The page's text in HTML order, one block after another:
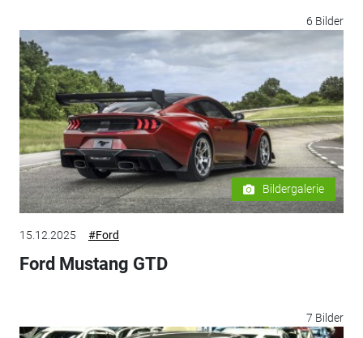
6 Bilder
Bildergalerie
15.12.2025 #Ford
Ford Mustang GTD
7 Bilder